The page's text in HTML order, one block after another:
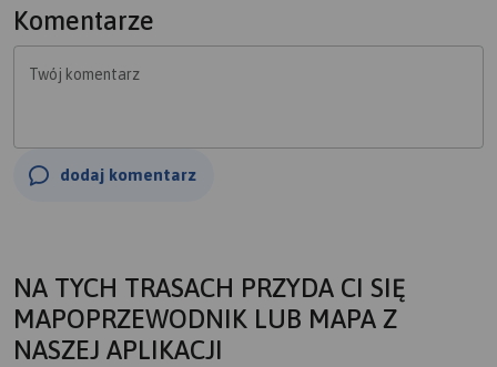
Komentarze
Twój komentarz
dodaj komentarz
NA TYCH TRASACH PRZYDA CI SIĘ
MAPOPRZEWODNIK LUB MAPA Z
NASZEJ APLIKACJI